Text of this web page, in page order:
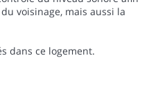
voisinage, mais aussi la
dans ce logement.